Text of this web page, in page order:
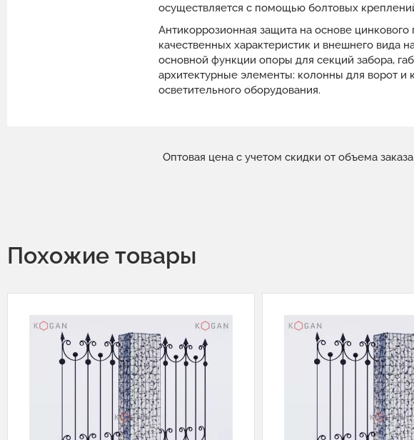
осуществляется с помощью болтовых
Антикоррозионная защита на основе
качественных характеристик и внешнего вида
основной функции опоры для секций забора,
архитектурные элементы: колонны для ворот
осветительного оборудования.
Оптовая цена с учетом скидки от объема
Похожие товары